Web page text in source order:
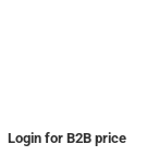
Login for B2B price